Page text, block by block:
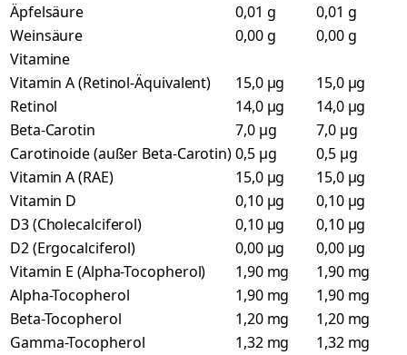
Äpfelsäure
0,01 g
0,01 g
Weinsäure
0,00 g
0,00 g
Vitamine
Vitamin A (Retinol-Äquivalent)
15,0 µg
15,0 µg
Retinol
14,0 µg
14,0 µg
Beta-Carotin
7,0 µg
7,0 µg
Carotinoide (außer Beta-Carotin)0,5 µg
0,5 µg
Vitamin A (RAE)
15,0 µg
15,0 µg
Vitamin D
0,10 µg
0,10 µg
D3 (Cholecalciferol)
0,10 µg
0,10 µg
D2 (Ergocalciferol)
0,00 µg
0,00 µg
Vitamin E (Alpha-Tocopherol)
1,90 mg
1,90 mg
Alpha-Tocopherol
1,90 mg
1,90 mg
Beta-Tocopherol
1,20 mg
1,20 mg
Gamma-Tocopherol
1,32 mg
1,32 mg